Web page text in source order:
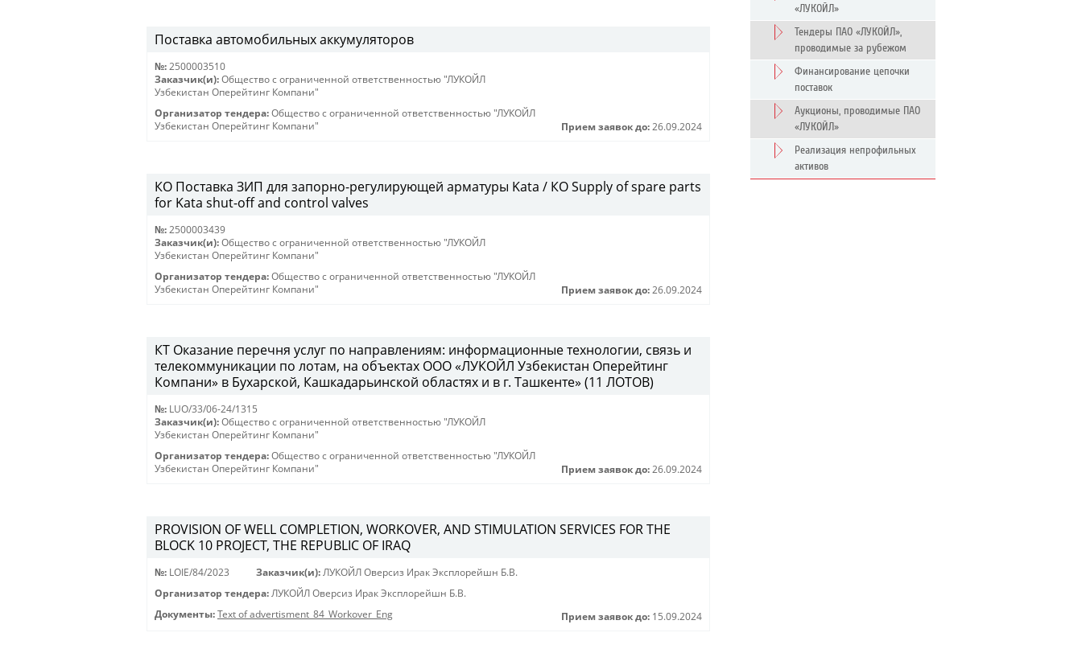
Поставка автомобильных аккумуляторов
№: 2500003510
Заказчик(и): Общество с ограниченной ответственностью "ЛУКОЙЛ
Узбекистан Оперейтинг Компани"
Организатор тендера: Общество с ограниченной ответственностью "ЛУКОЙЛ
Узбекистан Оперейтинг Компани"
Прием заявок до: 26.09.2024
КО Поставка ЗИП для запорно-регулирующей арматуры Kata / КО Supply of spare parts
for Kata shut-off and control valves
№: 2500003439
Заказчик(и): Общество с ограниченной ответственностью "ЛУКОЙЛ
Узбекистан Оперейтинг Компани"
Организатор тендера: Общество с ограниченной ответственностью "ЛУКОЙЛ
Узбекистан Оперейтинг Компани"
Прием заявок до: 26.09.2024
КТ Оказание перечня услуг по направлениям: информационные технологии, связь и
телекоммуникации по лотам, на объектах ООО «ЛУКОЙЛ Узбекистан Оперейтинг
Компани» в Бухарской, Кашкадарьинской областях и в г. Ташкенте» (11 ЛОТОВ)
№: LUO/33/06-24/1315
Заказчик(и): Общество с ограниченной ответственностью "ЛУКОЙЛ
Узбекистан Оперейтинг Компани"
Организатор тендера: Общество с ограниченной ответственностью "ЛУКОЙЛ
Узбекистан Оперейтинг Компани"
Прием заявок до: 26.09.2024
PROVISION OF WELL COMPLETION, WORKOVER, AND STIMULATION SERVICES FOR THE
BLOCK 10 PROJECT, THE REPUBLIC OF IRAQ
№: LOIE/84/2023 Заказчик(и): ЛУКОЙЛ Оверсиз Ирак Эксплорейшн Б.В.
Организатор тендера: ЛУКОЙЛ Оверсиз Ирак Эксплорейшн Б.В.
Документы: Text of advertisment_84_Workover_Eng Прием заявок до: 15.09.2024
«ЛУКОЙЛ»
Тендеры ПАО «ЛУКОЙЛ»,
проводимые за рубежом
Финансирование цепочки
поставок
Аукционы, проводимые ПАО
«ЛУКОЙЛ»
Реализация непрофильных
активов